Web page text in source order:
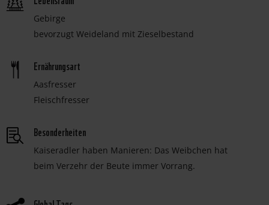
Gebirge
bevorzugt Weideland mit Zieselbestand
Ernährungsart
Aasfresser
Fleischfresser
Besonderheiten
Kaiseradler haben Manieren: Das Weibchen hat
beim Verzehr der Beute immer Vorrang.